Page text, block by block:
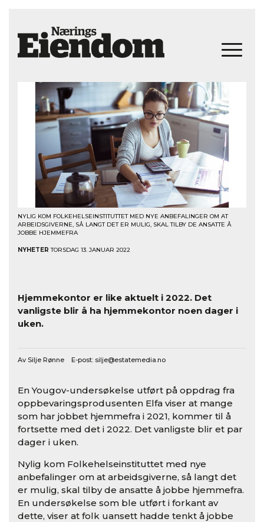
NYLIG KOM FOLKEHELSEINSTITUTTET MED NYE ANBEFALINGER OM AT
ARBEIDSGIVERNE, SÅ LANGT DET ER MULIG, SKAL TILBY DE ANSATTE Å
JOBBE HJEMMEFRA
NYHETER TORSDAG 13. JANUAR 2022
Hjemmekontor er like aktuelt i 2022. Det
vanligste blir å ha hjemmekontor noen dager i
uken.
Av Silje Rønne E-post: silje@estatemedia.no
En Yougov-undersøkelse utført på oppdrag fra
oppbevaringsprodusenten Elfa viser at mange
som har jobbet hjemmefra i 2021, kommer til å
fortsette med det i 2022. Det vanligste blir et par
dager i uken.
Nylig kom Folkehelseinstituttet med nye
anbefalinger om at arbeidsgiverne, så langt det
er mulig, skal tilby de ansatte å jobbe hjemmefra.
En undersøkelse som ble utført i forkant av
dette, viser at folk uansett hadde tenkt å jobbe